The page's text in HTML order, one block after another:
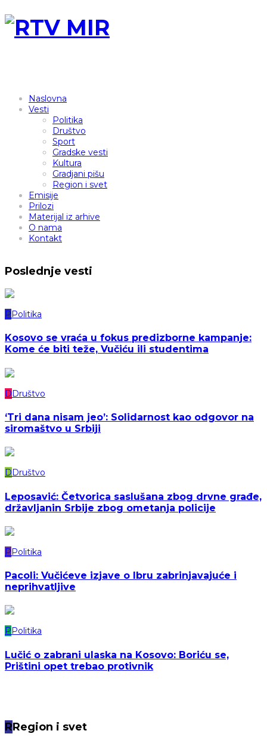
Naslovna
Vesti
Politika
Društvo
Sport
Gradske vesti
Kultura
Gradjani pišu
Region i svet
Emisije
Prilozi
Materijal iz arhive
O nama
Kontakt
Poslednje vesti
PPolitika
Kosovo se vraća u fokus predizborne kampanje:
Kome će biti teže, Vučiću ili studentima
DDruštvo
‘Tri dana nisam jeo’: Solidarnost kao odgovor na
siromaštvo u Srbiji
DDruštvo
Leposavić: Četvorica saslušana zbog drvne građe,
državljanin Srbije zbog ometanja policije
PPolitika
Pacoli: Vučićeve izjave o Ibru zabrinjavajuće i
neprihvatljive
P Politika
Lučić o zabrani ulaska na Kosovo: Boriću se,
Prištini opet trebao protivnik
RRegion i svet